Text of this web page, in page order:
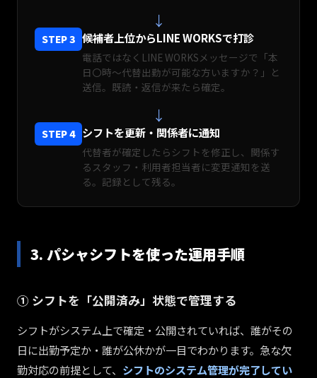
↓
STEP 3 候補者上位からLINE WORKSで打診
電話ではなくLINE WORKSメッセージで「本
日〇時〜代替出勤が可能な方いますか？」と
送信。既読・返信が来たら確定。
↓
STEP 4 シフトを更新・関係者に通知
代替者が確定したらシフトを修正し、関係す
るスタッフ・利用者担当者に変更通知を送
る。記録として残る。
3. パシャシフトを使った運用手順
① シフトを「公開済み」状態で管理する
シフトがシステム上で確定・公開されていれば、誰がその
日に出勤予定か・誰が公休かが一目でわかります。急な欠
勤対応の前提として、 シフトのシステム管理が完了してい